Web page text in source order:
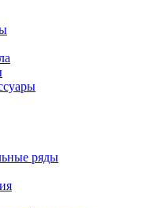
ряды